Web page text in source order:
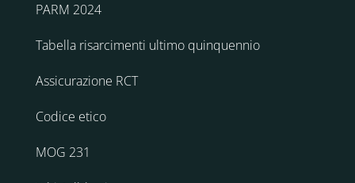
PARM 2024
Tabella risarcimenti ultimo quinquennio
Assicurazione RCT
Codice etico
MOG 231